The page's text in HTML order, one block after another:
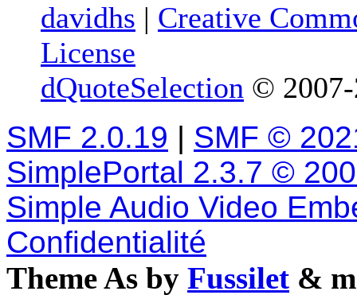
davidhs | Creative
License
dQuoteSelection ©
SMF 2.0.19 | SMF ©
SimplePortal 2.3.7 ©
Simple Audio Video
Confidentialité
Theme As by Fussilet &